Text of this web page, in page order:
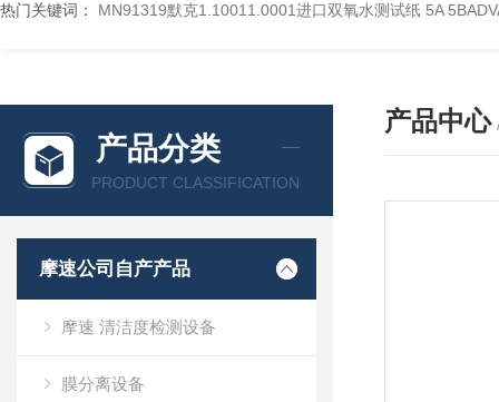
热门关键词： MN91319默克1.10011.0001进口双氧水测试纸 5A
产品分类
PRODUCT CLASSIFICATION
摩速公司自产产品
摩速 清洁度检测设备
膜分离设备
产品中心